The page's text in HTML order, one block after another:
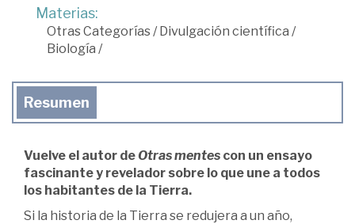
Materias:
Otras Categorías/Divulgación científica /
Biología /
Resumen
Vuelve el autor de Otras mentes con un ensayo
fascinante y revelador sobre lo que une a todos
los habitantes de la Tierra.
Si la historia de la Tierra se redujera a un año,